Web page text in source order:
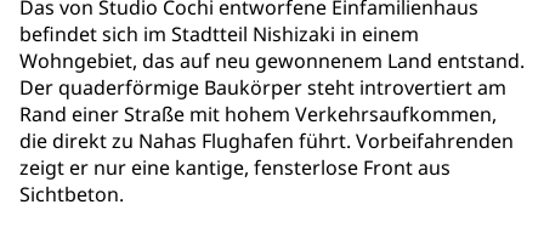
Das von Studio Cochi entworfene Einfamilienhaus
befindet sich im Stadtteil Nishizaki in einem
Wohngebiet, das auf neu gewonnenem Land entstand.
Der quaderförmige Baukörper steht introvertiert am
Rand einer Straße mit hohem Verkehrsaufkommen,
die direkt zu Nahas Flughafen führt. Vorbeifahrenden
zeigt er nur eine kantige, fensterlose Front aus
Sichtbeton.